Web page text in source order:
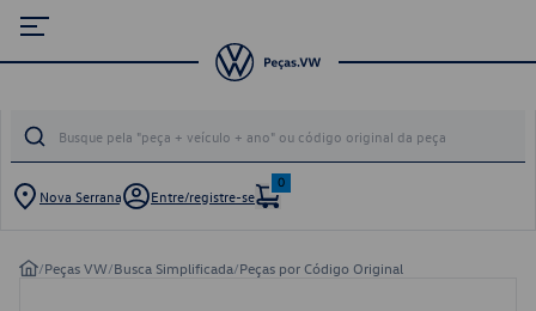
Nova Serrana Entre/registre-se
0
/Peças VW/Busca Simplificada/Peças por Código Original